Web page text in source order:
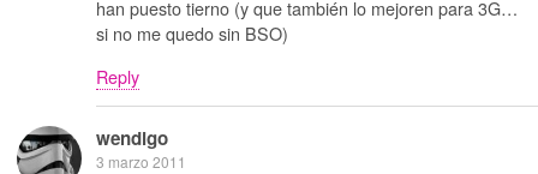
han puesto tierno (y que también lo mejoren para 3G…
si no me quedo sin BSO)
Reply
wendigo
3 marzo 2011